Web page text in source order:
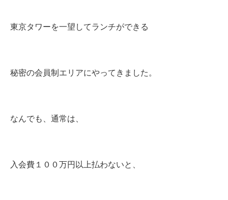
東京タワーを一望してランチができる
秘密の会員制エリアにやってきました。
なんでも、通常は、
入会費１００万円以上払わないと、